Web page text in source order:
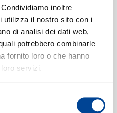
inoltre
utilizza il nostro sito con i
di analisi dei dati web,
potrebbero combinarle
fornito loro o che hanno
servizi.